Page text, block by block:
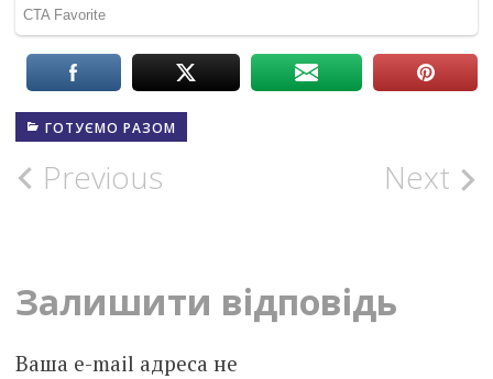
ГОТУЄМО РАЗОМ
Post
Previous Next
Залишити відповідь
Ваша e-mail адреса не